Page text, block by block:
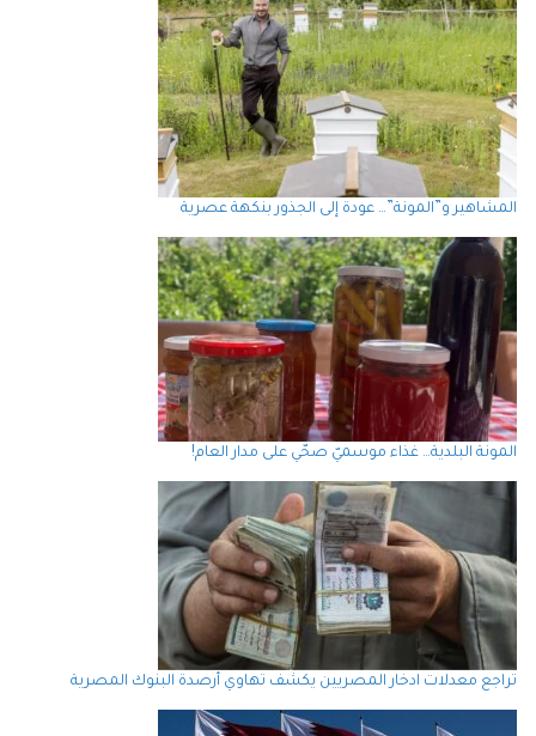
المشاهير و”المونة”… عودة إلى الجذور بنكهة عصرية
المونة البلدية… غذاء موسميّ صحّي على مدار العام!
تراجع معدلات ادخار المصريين يكشف تهاوي أرصدة البنوك المصرية